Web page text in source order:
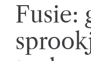
Fusie: